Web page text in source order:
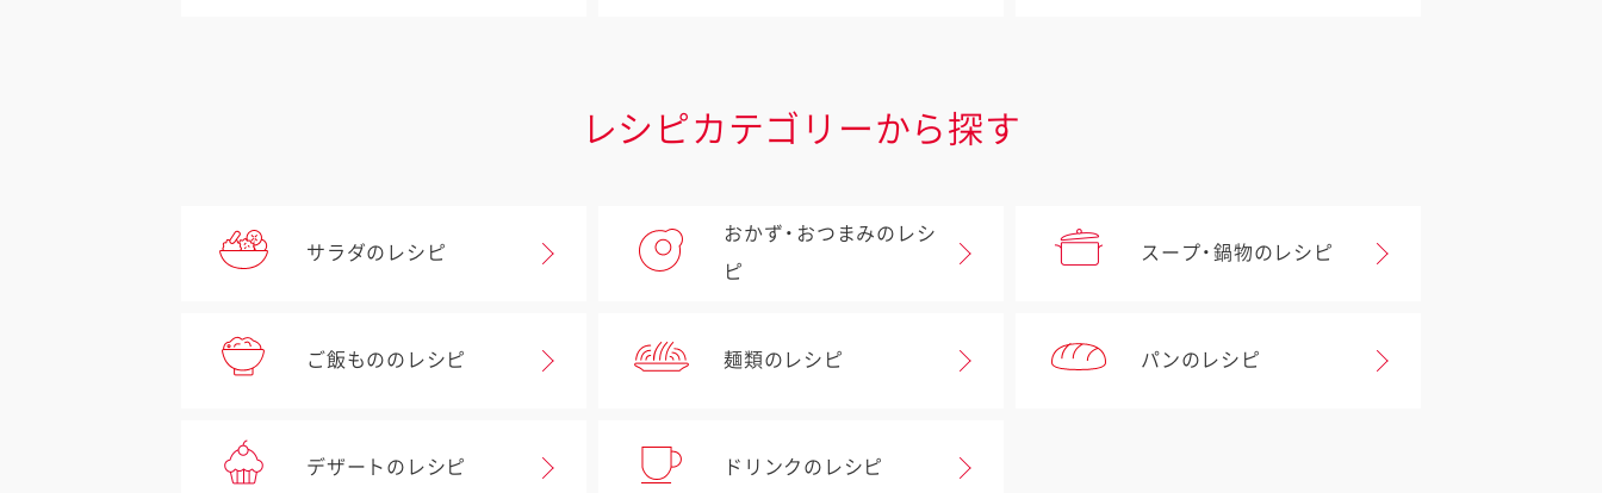
レシピカテゴリーから探す
サラダのレシピ
おかず・おつまみのレシ
ピ
スープ・鍋物のレシピ
ご飯もののレシピ 麺類のレシピ パンのレシピ
デザートのレシピ ドリンクのレシピ